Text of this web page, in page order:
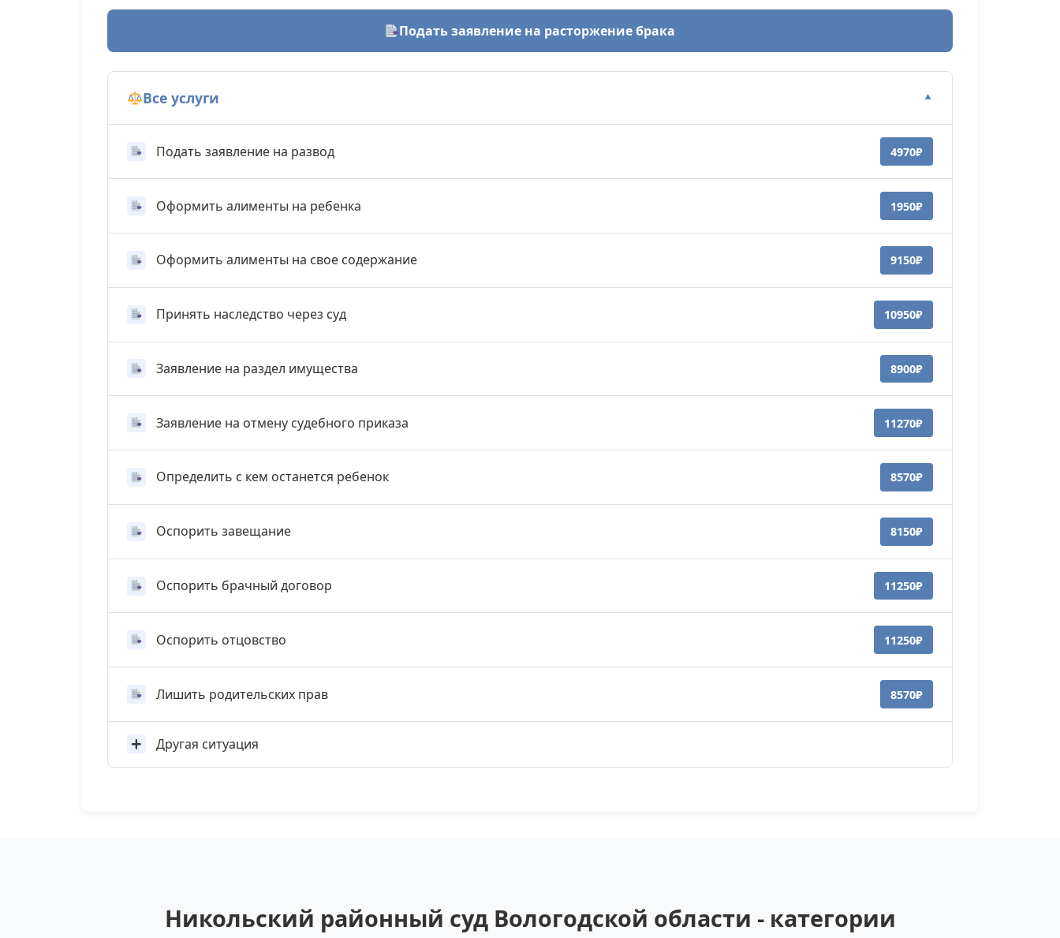
Подать заявление на расторжение брака
Все услуги ▼
Подать заявление на развод 4970₽
Оформить алименты на ребенка 1950₽
Оформить алименты на свое содержание 9150₽
Принять наследство через суд 10950₽
Заявление на раздел имущества 8900₽
Заявление на отмену судебного приказа 11270₽
Определить с кем останется ребенок 8570₽
Оспорить завещание 8150₽
Оспорить брачный договор 11250₽
Оспорить отцовство 11250₽
Лишить родительских прав 8570₽
Другая ситуация
Никольский районный суд Вологодской области - категории